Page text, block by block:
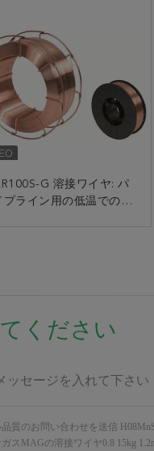
G 溶接ワイヤ: パ
プライン用の低温での高
および橋のような高力鋼
鉄のためのER50-G Mig
ください
ッセージを入れて下さい